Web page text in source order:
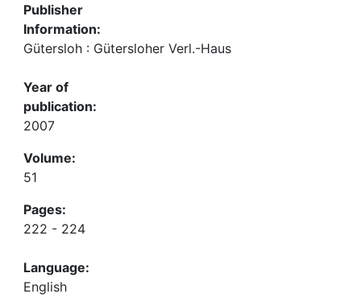
Publisher
Information:
Gütersloh : Gütersloher Verl.-Haus
Year of
publication:
2007
Volume:
51
Pages:
222 - 224
Language:
English